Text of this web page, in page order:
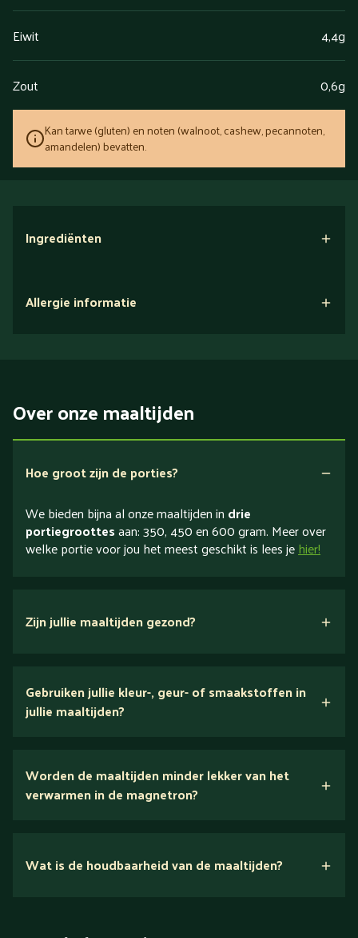
Eiwit 4,4g
Zout 0,6g
Kan tarwe (gluten) en noten (walnoot, cashew, pecannoten,
amandelen) bevatten.
Ingrediënten
Allergie informatie
Over onze maaltijden
Hoe groot zijn de porties?
We bieden bijna al onze maaltijden in drie
portiegroottesaan: 350, 450 en 600 gram. Meer over
welke portie voor jou het meest geschikt is lees jehier!
Zijn jullie maaltijden gezond?
voedingsexperts
Gebruiken jullie kleur-, geur- of smaakstoffen in
jullie maaltijden?
Worden de maaltijden minder lekker van het
verwarmen in de magnetron?
Wat is de houdbaarheid van de maaltijden?